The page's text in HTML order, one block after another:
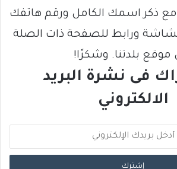
مع ذكر اسمك الكامل ورقم هاتفك
ورابط للصفحة ذات الصلة
موقع بلدتنا. وشكرًا!
فى نشرة البريد
الالكتروني